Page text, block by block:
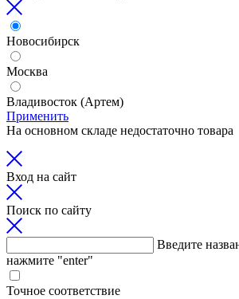
Новосибирск
Москва
Владивосток (Артем)
Применить
На основном складе недостаточно товара
Вход на сайт
Поиск по сайту
Введите
нажмите "enter"
Точное соответствие